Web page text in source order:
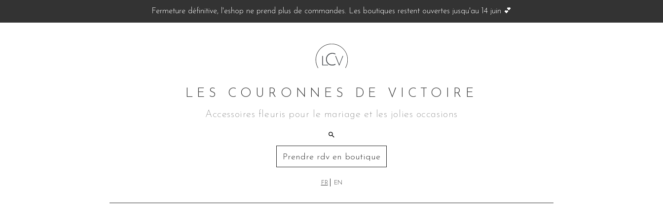
Fermeture définitive, l'eshop ne prend plus de commandes. Les boutiques restent ouvertes jusqu'au 14 juin 💕
LES COURONNES DE VICTOIRE
Accessoires fleuris pour le mariage et les jolies occasions
Prendre rdv en boutique
FR EN